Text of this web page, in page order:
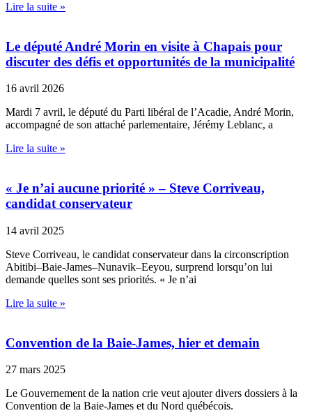
Lire la suite »
Le député André Morin en visite à Chapais pour
discuter des défis et opportunités de la municipalité
16 avril 2026
Mardi 7 avril, le député du Parti libéral de l’Acadie, André Morin,
accompagné de son attaché parlementaire, Jérémy Leblanc, a
Lire la suite »
« Je n’ai aucune priorité » – Steve Corriveau,
candidat conservateur
14 avril 2025
Steve Corriveau, le candidat conservateur dans la circonscription
Abitibi–Baie-James–Nunavik–Eeyou, surprend lorsqu’on lui
demande quelles sont ses priorités. « Je n’ai
Lire la suite »
Convention de la Baie-James, hier et demain
27 mars 2025
Le Gouvernement de la nation crie veut ajouter divers dossiers à la
Convention de la Baie-James et du Nord québécois.